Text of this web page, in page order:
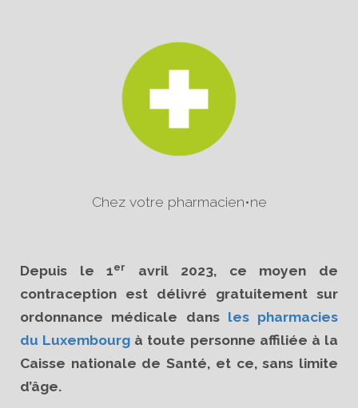
Chez votre pharmacien•ne
Depuis le 1er
avril 2023, ce moyen de
contraception est délivré gratuitement sur
ordonnance médicale dans les pharmacies
du Luxembourg à toute personne affiliée à la
Caisse nationale de Santé, et ce, sans limite
d’âge.